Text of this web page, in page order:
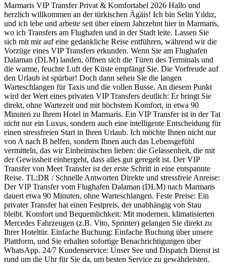
Marmaris VIP Transfer Privat & Komfortabel 2026 Hallo und
herzlich willkommen an der türkischen Ägäis! Ich bin Selin Yıldız,
und ich lebe und arbeite seit über einem Jahrzehnt hier in Marmaris,
wo ich Transfers am Flughafen und in der Stadt leite. Lassen Sie
sich mit mir auf eine gedankliche Reise entführen, während wir die
Vorzüge eines VIP Transfers erkunden. Wenn Sie am Flughafen
Dalaman (DLM) landen, öffnen sich die Türen des Terminals und
die warme, feuchte Luft der Küste empfängt Sie. Die Vorfreude auf
den Urlaub ist spürbar! Doch dann sehen Sie die langen
Warteschlangen für Taxis und die vollen Busse. An diesem Punkt
wird der Wert eines privaten VIP Transfers deutlich: Er bringt Sie
direkt, ohne Wartezeit und mit höchstem Komfort, in etwa 90
Minuten zu Ihrem Hotel in Marmaris. Ein VIP Transfer ist in der Tat
nicht nur ein Luxus, sondern auch eine intelligente Entscheidung für
einen stressfreien Start in Ihren Urlaub. Ich möchte Ihnen nicht nur
von A nach B helfen, sondern Ihnen auch das Lebensgefühl
vermitteln, das wir Einheimischen lieben: die Gelassenheit, die mit
der Gewissheit einhergeht, dass alles gut geregelt ist. Der VIP
Transfer von Meet Transfer ist der erste Schritt in eine entspannte
Reise. TL;DR / Schnelle Antworten Direkte und stressfreie Anreise:
Der VIP Transfer vom Flughafen Dalaman (DLM) nach Marmaris
dauert etwa 90 Minuten, ohne Warteschlangen. Feste Preise: Ein
privater Transfer hat einen Festpreis, der unabhängig von Stau
bleibt. Komfort und Bequemlichkeit: Mit modernen, klimatisierten
Mercedes Fahrzeugen (z.B. Vito, Sprinter) gelangen Sie direkt zu
Ihrer Hoteltür. Einfache Buchung: Einfache Buchung über unsere
Plattform, und Sie erhalten sofortige Benachrichtigungen über
WhatsApp. 24/7 Kundenservice: Unser See und Dispatch Dienst ist
rund um die Uhr für Sie da, um besten Service zu gewährleisten.